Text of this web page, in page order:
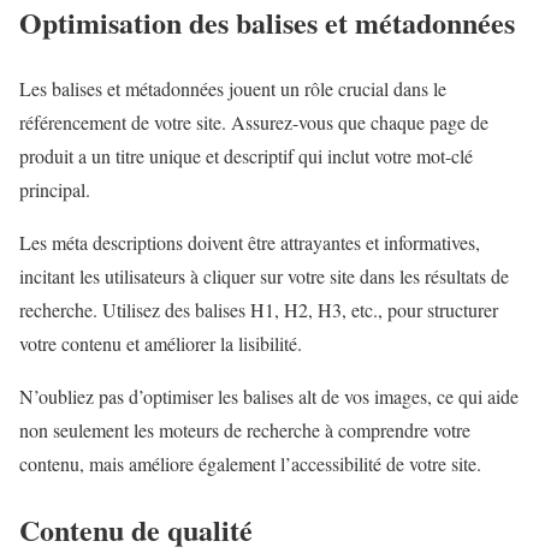
Optimisation des balises et métadonnées
Les balises et métadonnées jouent un rôle crucial dans le
référencement de votre site. Assurez-vous que chaque page de
produit a un titre unique et descriptif qui inclut votre mot-clé
principal.
Les méta descriptions doivent être attrayantes et informatives,
incitant les utilisateurs à cliquer sur votre site dans les résultats de
recherche. Utilisez des balises H1, H2, H3, etc., pour structurer
votre contenu et améliorer la lisibilité.
N’oubliez pas d’optimiser les balises alt de vos images, ce qui aide
non seulement les moteurs de recherche à comprendre votre
contenu, mais améliore également l’accessibilité de votre site.
Contenu de qualité